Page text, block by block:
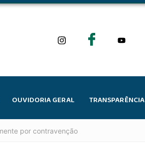
OUVIDORIA GERAL TRANSPARÊNCIA
por contravenção